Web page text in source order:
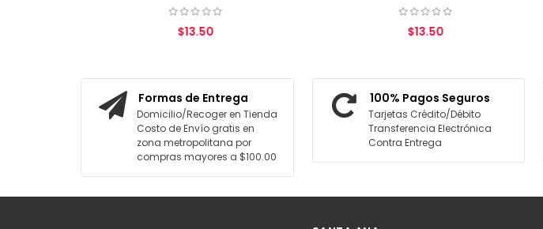
$13.50 $13.50
Formas de Entrega
Domicilio/Recoger en Tienda
Costo de Envío gratis en
zona metropolitana por
compras mayores a $100.00
100% Pagos Seguros
Tarjetas Crédito/Débito
Transferencia Electrónica
Contra Entrega